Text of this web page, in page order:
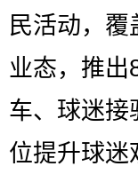
民活动，覆
业态，推出
车、球迷接
位提升球迷